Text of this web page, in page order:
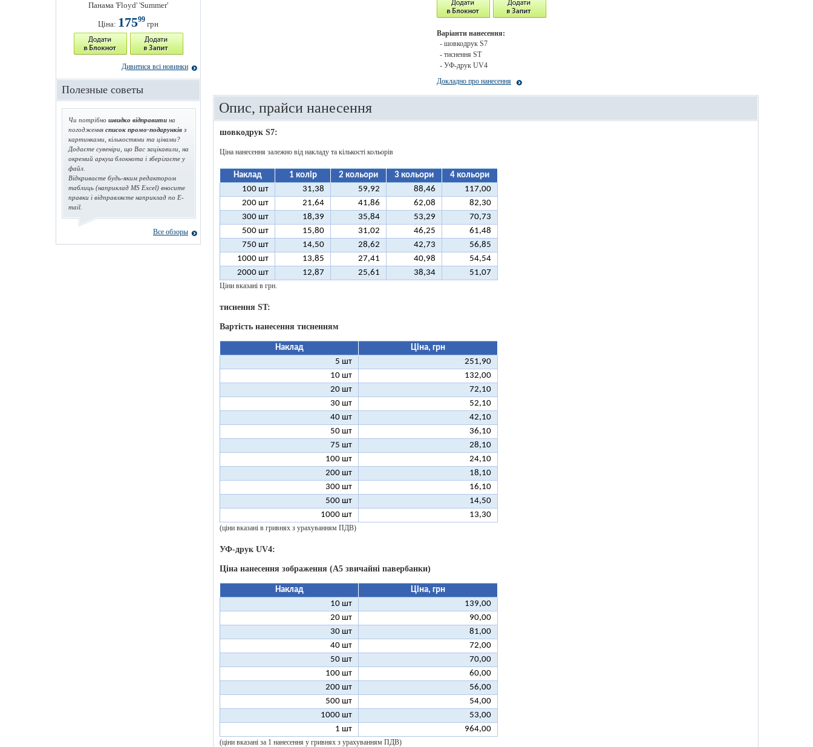
Варіанти нанесення:
- шовкодрук S7
- тиснення ST
- УФ-друк UV4
Докладно про нанесення
Опис, прайси нанесення
шовкодрук S7:
Ціна нанесення залежно від накладу та кількості кольорів
Наклад 1 колір 2 кольори 3 кольори
4 кольори
100 шт
31,38 59,92 88,46
117,00
200 шт
21,64 41,86 62,08
82,30
300 шт
18,39 35,84 53,29
70,73
500 шт
15,80 31,02 46,25
61,48
750 шт
14,50 28,62 42,73
56,85
1000 шт
13,85 27,41 40,98
54,54
2000 шт
12,87 25,61 38,34 51,07
Ціни вказані в грн.
тиснення ST:
Вартість нанесення тисненням
Наклад
Ціна, грн
5 шт
251,90
10 шт
132,00
20 шт
72,10
30 шт
52,10
40 шт
42,10
50 шт
36,10
75 шт
28,10
100 шт
24,10
200 шт
18,10
300 шт
16,10
500 шт
14,50
1000 шт
13,30
(ціни вказані в гривнях з урахуванням ПДВ)
УФ-друк UV4:
Ціна нанесення зображення (А5 звичайні павербанки)
Наклад
Ціна, грн
10 шт
139,00
20 шт
90,00
30 шт
81,00
40 шт
72,00
50 шт
70,00
100 шт
60,00
200 шт
56,00
500 шт
54,00
1000 шт
53,00
1 шт
964,00
(ціни вказані за 1 нанесення у гривнях з урахуванням ПДВ)
Панама 'Floyd' 'Summer'
Ціна: 17599 грн
Дивитися всі новинки
Полезные советы
Чи потрібно швидко відправити на
погодження список промо-подарунків з
картинками, кількостями та цінами?
Додаєте сувеніри, що Вас зацікавили, на
окремий аркуш блокнота і зберігаєте у
файл.
Відкриваєте будь-яким редактором
таблиць (наприклад MS Excel) вносите
правки і відправляєте наприклад по E-
mail.
Все обзоры